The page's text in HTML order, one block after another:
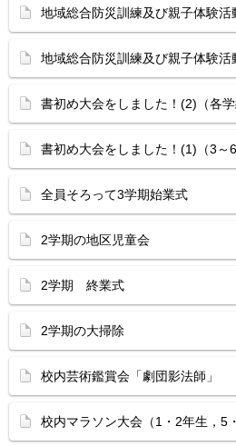
地域総合防災訓練及び親子体験
地域総合防災訓練及び親子体験
書初め大会をしました！(2)（各学
書初め大会をしました！(1)（3～6
全員そろって3学期始業式
2学期の地区児童会
2学期 終業式
2学期の大掃除
校内芸術鑑賞会「劇団影法師」
校内マラソン大会（1・2年生，5